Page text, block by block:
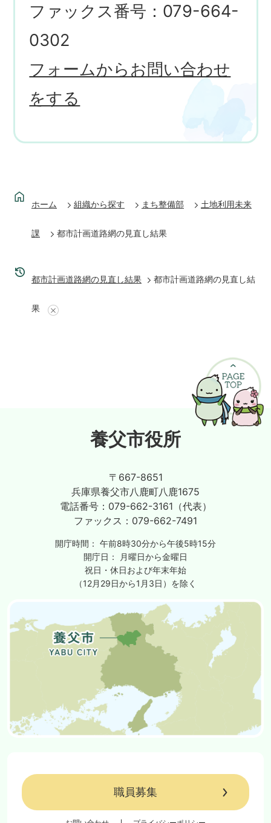
ファックス番号：079-664-
0302
フォームからお問い合わせ
をする
ホーム 組織から探す まち整備部 土地利用未来
課 都市計画道路網の見直し結果
都市計画道路網の見直し結果 都市計画道路網の見直し結
果
養父市役所
〒667-8651
兵庫県養父市八鹿町八鹿1675
電話番号： 079-662-3161（代表）
ファックス： 079-662-7491
開庁時間： 午前8時30分から午後5時15分
開庁日：
月曜日から金曜日
祝日・休日および年末年始
（12月29日から1月3日）を除く
職員募集